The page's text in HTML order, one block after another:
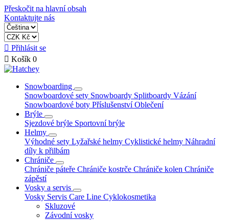
Přeskočit na hlavní obsah
Kontaktujte nás
 Přihlásit se
 Košík 0
Snowboarding
Snowboardové sety Snowboardy Splitboardy Vázání
Snowboardové boty PříslušenstvíOblečení
Brýle
Sjezdové brýle Sportovní brýle
Helmy
Výhodné sety Lyžařské helmy Cyklistické helmy Náhradní
díly k přilbám
Chrániče
Chrániče páteře Chrániče kostrče Chrániče kolen Chrániče
zápěstí
Vosky a servis
Vosky Servis Care Line Cyklokosmetika
Skluzové
Závodní vosky